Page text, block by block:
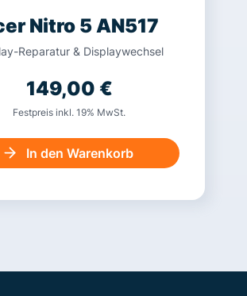
Nitro 5 AN517
Reparatur & Displaywechsel
149,00 €
Festpreis inkl. 19% MwSt.
In den Warenkorb